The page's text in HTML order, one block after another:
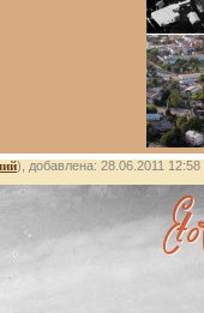
), добавлена: 28.06.2011 12:58